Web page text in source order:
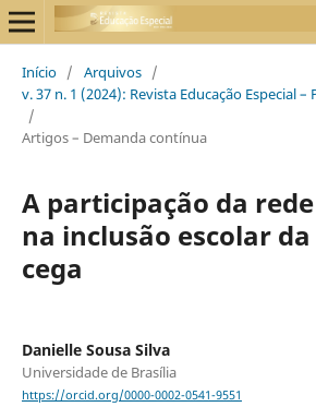
Início / Arquivos /
v. 37 n. 1 (2024): Revista Educação Especial
/
Artigos – Demanda contínua
A participação da
na inclusão escolar da
cega
Danielle Sousa Silva
Universidade de Brasília
https://orcid.org/0000-0002-0541-9551